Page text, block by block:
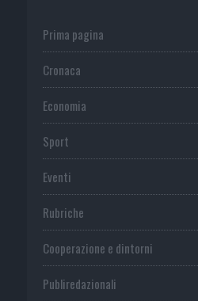
Prima pagina
Cronaca
Economia
Sport
Eventi
Rubriche
Cooperazione e dintorni
Publiredazionali